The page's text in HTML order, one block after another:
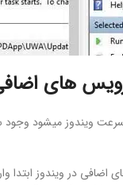
های
ویندوز میشود وجود
در ویندوز ابتدا